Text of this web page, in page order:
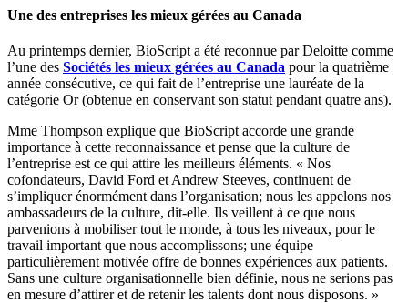
Une des entreprises les mieux gérées au Canada
Au printemps dernier, BioScript a été reconnue par Deloitte comme
l’une des Sociétés les mieux gérées au Canada pour la quatrième
année consécutive, ce qui fait de l’entreprise une lauréate de la
catégorie Or (obtenue en conservant son statut pendant quatre ans).
Mme Thompson explique que BioScript accorde une grande
importance à cette reconnaissance et pense que la culture de
l’entreprise est ce qui attire les meilleurs éléments. « Nos
cofondateurs, David Ford et Andrew Steeves, continuent de
s’impliquer énormément dans l’organisation; nous les appelons nos
ambassadeurs de la culture, dit-elle. Ils veillent à ce que nous
parvenions à mobiliser tout le monde, à tous les niveaux, pour le
travail important que nous accomplissons; une équipe
particulièrement motivée offre de bonnes expériences aux patients.
Sans une culture organisationnelle bien définie, nous ne serions pas
en mesure d’attirer et de retenir les talents dont nous disposons. »